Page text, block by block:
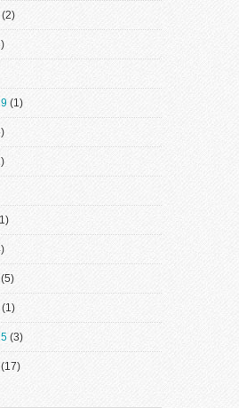
(2)
(1)
(5)
(1)
(3)
(17)